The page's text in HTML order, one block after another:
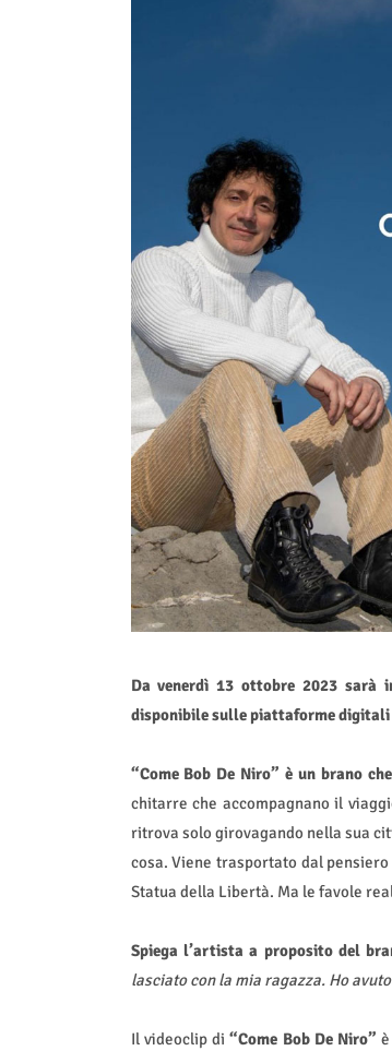
Da venerdì 13 ottobre 2023 sarà
disponibile sulle piattaforme
“Come Bob De Niro” è un brano
chitarre che accompagnano il
ritrova solo girovagando nella sua
cosa. Viene trasportato dal
Statua della Libertà. Ma le favole
Spiega l’artista a proposito del
lasciato con la mia ragazza. Ho
Il videoclip di“Come Bob De Niro”